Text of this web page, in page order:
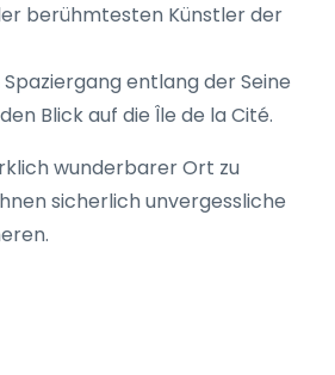
berühmtesten Künstler der
entlang der Seine
Blick auf die Île de la Cité.
wunderbarer Ort zu
sicherlich unvergessliche